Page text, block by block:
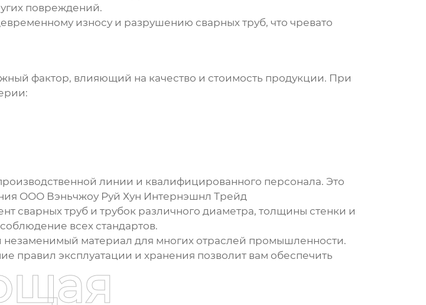
повреждений.
износу и разрушению сварных труб, что чревато
фактор, влияющий на качество и стоимость продукции. При
линии и квалифицированного персонала. Это
ООО Вэньчжоу Руй Хун Интернэшнл Трейд
сварных труб и трубокразличного диаметра, толщины стенки и
всех стандартов.
незаменимый материал для многих отраслей промышленности.
правил эксплуатации и хранения позволит вам обеспечить